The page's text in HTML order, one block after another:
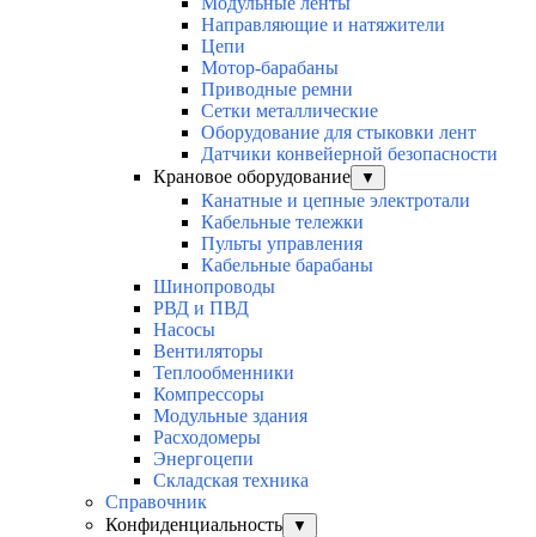
Направляющие и натяжители
Цепи
Мотор-барабаны
Приводные ремни
Сетки металлические
Оборудование для стыковки лент
Датчики конвейерной безопасности
Крановое оборудование
▼
Канатные и цепные электротали
Кабельные тележки
Пульты управления
Кабельные барабаны
Шинопроводы
РВД и ПВД
Насосы
Вентиляторы
Теплообменники
Компрессоры
Модульные здания
Расходомеры
Энергоцепи
Складская техника
Справочник
Конфиденциальность
▼